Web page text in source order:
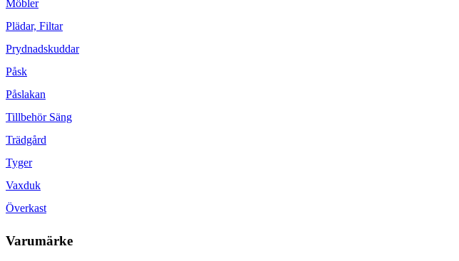
Möbler
Plädar, Filtar
Prydnadskuddar
Påsk
Påslakan
Tillbehör Säng
Trädgård
Tyger
Vaxduk
Överkast
Varumärke